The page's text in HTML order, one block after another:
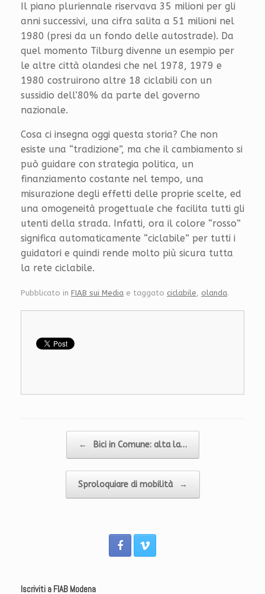
Il piano pluriennale riservava 35 milioni per gli
anni successivi, una cifra salita a 51 milioni nel
1980 (presi da un fondo delle autostrade). Da
quel momento Tilburg divenne un esempio per
le altre città olandesi che nel 1978, 1979 e
1980 costruirono altre 18 ciclabili con un
sussidio dell’80% da parte del governo
nazionale.
Cosa ci insegna oggi questa storia? Che non
esiste una “tradizione”, ma che il cambiamento si
può guidare con strategia politica, un
finanziamento costante nel tempo, una
misurazione degli effetti delle proprie scelte, ed
una omogeneità progettuale che facilita tutti gli
utenti della strada. Infatti, ora il colore “rosso”
significa automaticamente “ciclabile” per tutti i
guidatori e quindi rende molto più sicura tutta
la rete ciclabile.
Pubblicato in FIAB sui Media e taggato ciclabile olanda.
←
Bici in Comune: alta la…
Sproloquiare di mobilità →
Iscriviti a FIAB Modena